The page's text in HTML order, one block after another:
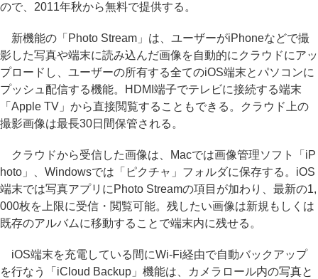
ので、2011年秋から無料で提供する。
新機能の「Photo Stream」は、ユーザーがiPhoneなどで撮
影した写真や端末に読み込んだ画像を自動的にクラウドにアッ
プロードし、ユーザーの所有する全てのiOS端末とパソコンに
プッシュ配信する機能。HDMI端子でテレビに接続する端末
「Apple TV」から直接閲覧することもできる。クラウド上の
撮影画像は最長30日間保管される。
クラウドから受信した画像は、Macでは画像管理ソフト「iP
hoto」、Windowsでは「ピクチャ」フォルダに保存する。iOS
端末では写真アプリにPhoto Streamの項目が加わり、最新の1,
000枚を上限に受信・閲覧可能。残したい画像は新規もしくは
既存のアルバムに移動することで端末内に残せる。
iOS端末を充電している間にWi-Fi経由で自動バックアップ
を行なう「iCloud Backup」機能は、カメラロール内の写真と